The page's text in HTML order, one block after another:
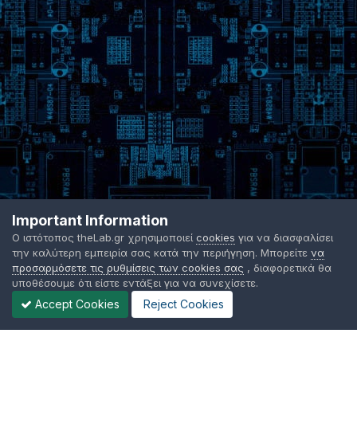
Important Information
Ο ιστότοπος theLab.gr χρησιμοποιεί cookies για να διασφαλίσει
την καλύτερη εμπειρία σας κατά την περιήγηση. Μπορείτε να
προσαρμόσετε τις ρυθμίσεις των cookies σας , διαφορετικά θα
υποθέσουμε ότι είστε εντάξει για να συνεχίσετε.
Accept Cookies Reject Cookies